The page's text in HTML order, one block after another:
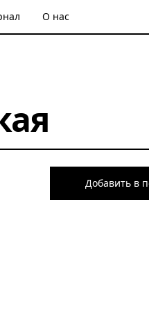
О нас
Добавить в